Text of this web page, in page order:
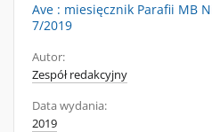
Ave : miesięcznik Parafii MB
7/2019
Autor:
Zespół redakcyjny
Data wydania:
2019